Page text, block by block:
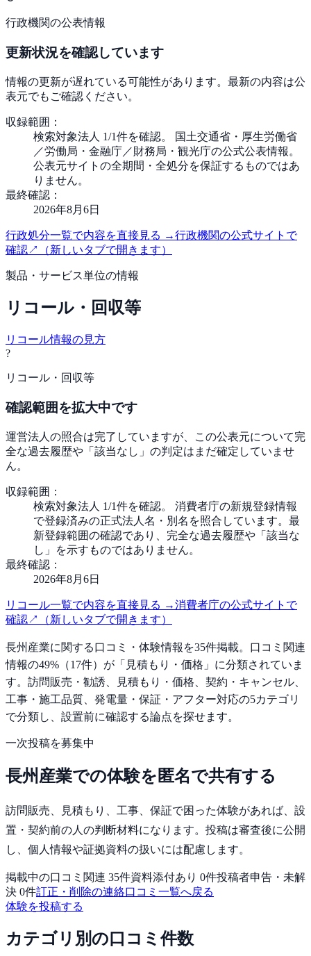
行政機関の公表情報
更新状況を確認しています
情報の更新が遅れている可能性があります。最新の内容は公
表元でもご確認ください。
収録範囲：
検索対象法人 1/1件を確認。 国土交通省・厚生労働省
／労働局・金融庁／財務局・観光庁の公式公表情報。
公表元サイトの全期間・全処分を保証するものではあ
りません。
最終確認：
2026年8月6日
行政処分一覧で内容を直接見る →行政機関の公式サイトで
確認↗ （新しいタブで開きます）
製品・サービス単位の情報
リコール・回収等
リコール情報の見方
?
リコール・回収等
確認範囲を拡大中です
運営法人の照合は完了していますが、この公表元について完
全な過去履歴や「該当なし」の判定はまだ確定していませ
ん。
収録範囲：
検索対象法人 1/1件を確認。 消費者庁の新規登録情報
で登録済みの正式法人名・別名を照合しています。最
新登録範囲の確認であり、完全な過去履歴や「該当な
し」を示すものではありません。
最終確認：
2026年8月6日
リコール一覧で内容を直接見る →消費者庁の公式サイトで
確認↗ （新しいタブで開きます）
長州産業に関する口コミ・体験情報を35件掲載。 口コミ関連
情報の49%（17件）が「 見積もり・価格 」に分類されていま
す。 訪問販売・勧誘、見積もり・価格、契約・キャンセル、
工事・施工品質、発電量・保証・アフター対応の5カテゴリ
で分類し、設置前に確認する論点を探せます。
一次投稿を募集中
長州産業での体験を匿名で共有する
訪問販売、見積もり、工事、保証で困った体験があれば、 設
置・契約前の人 の判断材料になります。投稿は審査後に公開
し、個人情報や証拠資料の扱いには配慮します。
掲載中の口コミ関連 35件資料添付あり 0件投稿者申告・未解
決 0件訂正・削除の連絡口コミ一覧へ戻る
体験を投稿する
カテゴリ別の口コミ件数